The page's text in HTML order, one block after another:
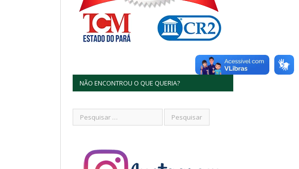
NÃO ENCONTROU O QUE QUERIA?